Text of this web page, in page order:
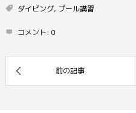
ダイビング, プール講習
コメント: 0